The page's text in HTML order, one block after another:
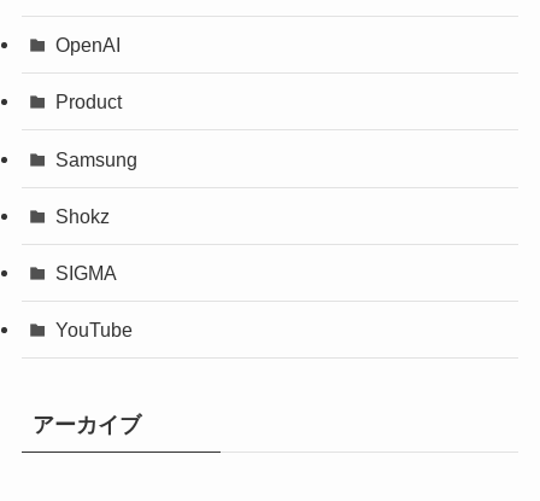
OpenAI
Product
Samsung
Shokz
SIGMA
YouTube
アーカイブ